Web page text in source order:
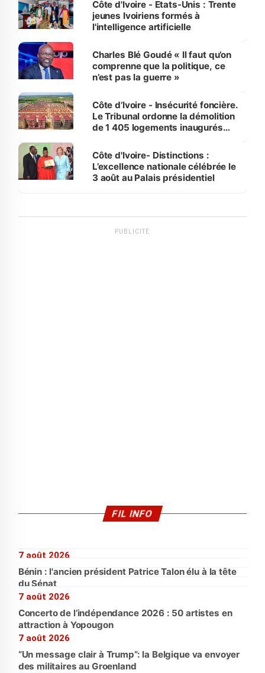
Côte d'Ivoire - Etats-Unis : Trente
jeunes Ivoiriens formés à
l'intelligence artificielle
Charles Blé Goudé « Il faut qu’on
comprenne que la politique, ce
n’est pas la guerre »
Côte d’Ivoire - Insécurité foncière.
Le Tribunal ordonne la démolition
de 1 405 logements inaugurés
Bassam
Côte d'Ivoire- Distinctions :
L’excellence nationale célébrée le
3 août au Palais présidentiel
PUBLICITÉ
FIL INFO
7 août 2026
Bénin : l'ancien président Patrice Talon élu à la tête
du Sénat
7 août 2026
Concerto de l’indépendance 2026 : 50 artistes en
attraction à Yopougon
7 août 2026
“Un message clair à Trump”: la Belgique va envoyer
des militaires au Groenland